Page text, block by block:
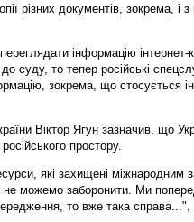
різних документів, зокрема, і
інформацію інтернет-
суду, то тепер російські
зокрема, що стосується
Віктор Ягун зазначив, що
простору.
які захищені міжнародним
можемо заборонити. Ми
то вже така справа...",